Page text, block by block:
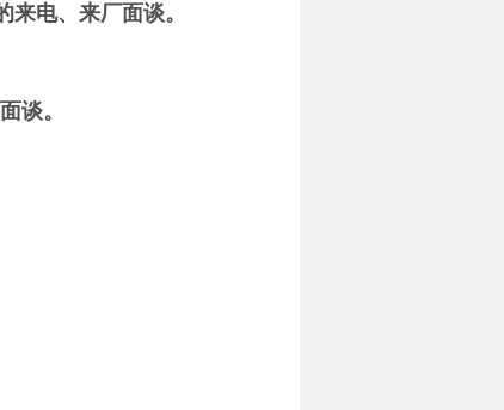
电、来厂面谈。
谈。